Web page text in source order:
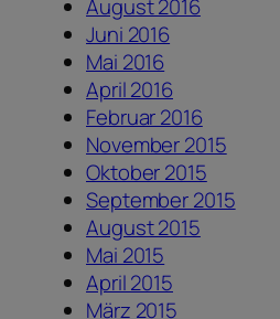
August 2016
Juni 2016
Mai 2016
April 2016
Februar 2016
November 2015
Oktober 2015
September 2015
August 2015
Mai 2015
April 2015
März 2015